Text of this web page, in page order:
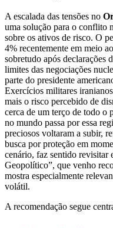
A escalada das tensões no
uma solução para o conflito
sobre os ativos de risco. O
4% recentemente em meio
sobretudo após declarações
limites das negociações
parte do presidente
Exercícios militares
mais o risco percebido de
cerca de um terço de todo o
no mundo passa por essa
preciosos voltaram a subir,
busca por proteção em
cenário, faz sentido revisitar
Geopolítico”, que venho
mostra especialmente
volátil.
A recomendação segue